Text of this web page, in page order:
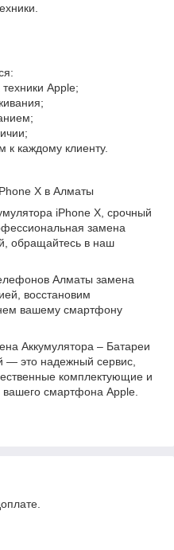
Apple;
каждому клиенту.
X в Алматы
iPhone X, срочный
замена
обращайтесь в наш
Алматы замена
восстановим
вашему смартфону
Аккумулятора – Батареи
— это надежный сервис,
комплектующие и
вашего смартфона Apple.